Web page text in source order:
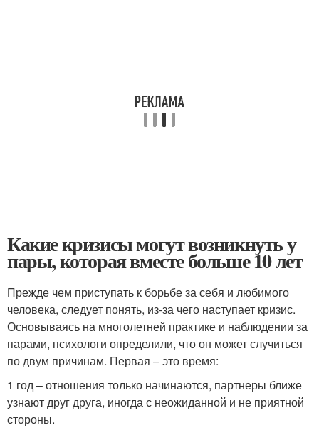
Какие кризисы могут возникнуть у
пары, которая вместе больше 10 лет
Прежде чем приступать к борьбе за себя и любимого
человека, следует понять, из-за чего наступает кризис.
Основываясь на многолетней практике и наблюдении за
парами, психологи определили, что он может случиться
по двум причинам. Первая – это время:
1 год – отношения только начинаются, партнеры ближе
узнают друг друга, иногда с неожиданной и не приятной
стороны.